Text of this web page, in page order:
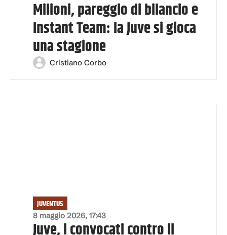
Milioni, pareggio di bilancio e
Instant Team: la Juve si gioca
una stagione
Cristiano Corbo
8 maggio 2026, 17:43
JUVENTUS
Juve, i convocati contro il